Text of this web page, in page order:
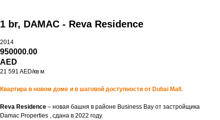
1 br, DAMAC - Reva Residence
2014
950000.00
AED
21 591 AED/кв м
Квартира в новом доме и в шаговой доступности от Dubai Mall.
Reva Residence – новая башня в районе Business Bay от застройщика
Damac Properties , сдана в 2022 году.